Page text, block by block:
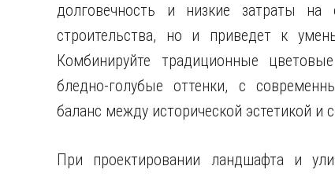
долговечность и низкие затраты на
строительства, но и приведет к
Комбинируйте традиционные
бледно-голубые оттенки, с
баланс между исторической эстетикой
При проектировании ландшафта и